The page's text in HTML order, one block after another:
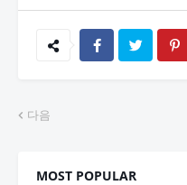
다음
MOST POPULAR